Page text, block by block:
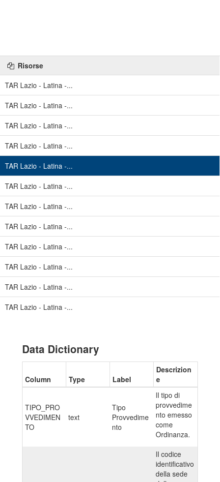
Risorse
TAR Lazio - Latina -...
TAR Lazio - Latina -...
TAR Lazio - Latina -...
TAR Lazio - Latina -...
TAR Lazio - Latina -...
TAR Lazio - Latina -...
TAR Lazio - Latina -...
TAR Lazio - Latina -...
TAR Lazio - Latina -...
TAR Lazio - Latina -...
TAR Lazio - Latina -...
TAR Lazio - Latina -...
Data Dictionary
Column Type Label
Descrizion
e
TIPO_PRO
VVEDIMEN
TO
text
Tipo
Provvedime
nto
Il tipo di
provvedime
nto emesso
come
Ordinanza.
Il codice
identificativo
della sede